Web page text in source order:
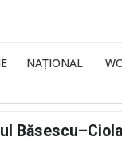
NAȚIONAL